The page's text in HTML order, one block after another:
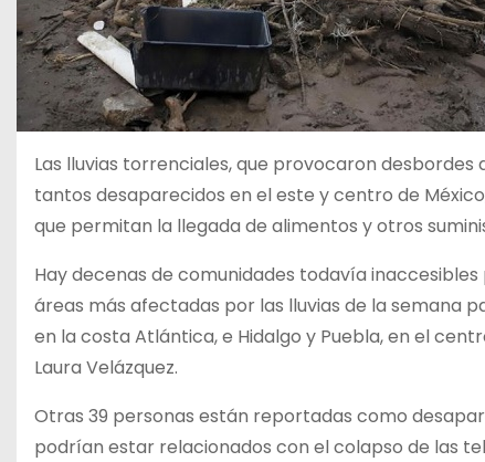
Las lluvias torrenciales, que provocaron
tantos desaparecidos en el este y centro de
que permitan la llegada de alimentos y otros
Hay decenas de comunidades todavía
áreas más afectadas por las lluvias de la semana
en la costa Atlántica, e Hidalgo y Puebla, en el
Laura Velázquez.
Otras 39 personas están reportadas como
podrían estar relacionados con el colapso de las